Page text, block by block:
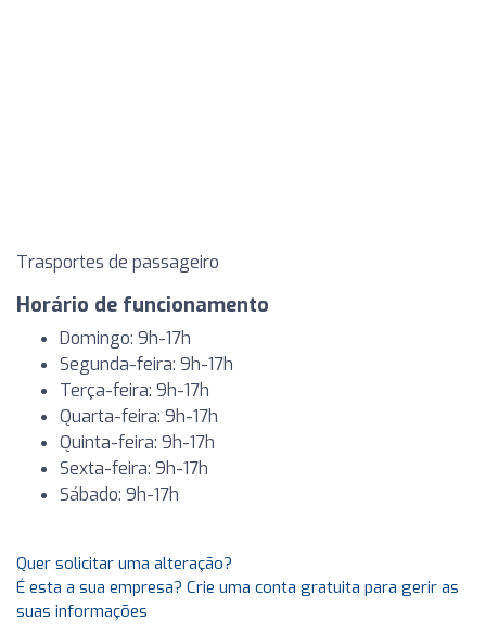
Trasportes de passageiro
Horário de funcionamento
Domingo: 9h-17h
Segunda-feira: 9h-17h
Terça-feira: 9h-17h
Quarta-feira: 9h-17h
Quinta-feira: 9h-17h
Sexta-feira: 9h-17h
Sábado: 9h-17h
Quer solicitar uma alteração?
É esta a sua empresa? Crie uma conta gratuita para gerir as
suas informações